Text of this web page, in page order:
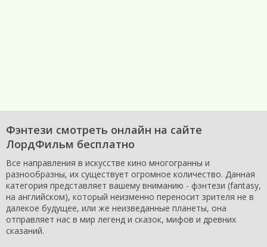
Фэнтези смотреть онлайн на сайте
ЛордФильм бесплатно
Все направления в искусстве кино многогранны и
разнообразны, их существует огромное количество. Данная
категория представляет вашему вниманию - фэнтези (fantasy,
на английском), который неизменно переносит зрителя не в
далекое будущее, или же неизведанные планеты, она
отправляет нас в мир легенд и сказок, мифов и древних
сказаний.